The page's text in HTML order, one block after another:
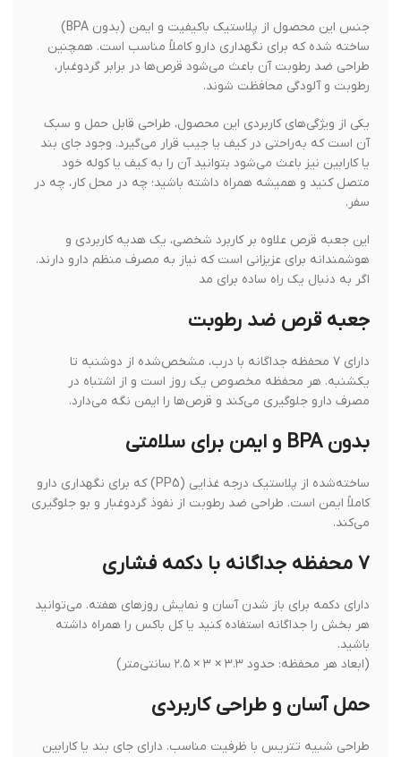
جنس این محصول از پلاستیک باکیفیت و ایمن (بدون BPA)
ساخته شده که برای نگهداری دارو کاملاً مناسب است. همچنین
طراحی ضد رطوبت آن باعث می‌شود قرص‌ها در برابر گردوغبار،
رطوبت و آلودگی محافظت شوند.
یکی از ویژگی‌های کاربردی این محصول، طراحی قابل حمل و سبک
آن است که به‌راحتی در کیف یا جیب قرار می‌گیرد. وجود جای بند
یا کارابین نیز باعث می‌شود بتوانید آن را به کیف یا کوله خود
متصل کنید و همیشه همراه داشته باشید؛ چه در محل کار، چه در
این جعبه قرص علاوه بر کاربرد شخصی، یک هدیه کاربردی و
هوشمندانه برای عزیزانی است که نیاز به مصرف منظم دارو دارند.
اگر به دنبال یک راه ساده برای مد
جعبه قرص ضد رطوبت
دارای ۷ محفظه جداگانه با درب، مشخص‌شده از دوشنبه تا
یکشنبه. هر محفظه مخصوص یک روز است و از اشتباه در
مصرف دارو جلوگیری می‌کند و قرص‌ها را ایمن نگه می‌دارد.
بدون BPA و ایمن برای سلامتی
ساخته‌شده از پلاستیک درجه غذایی (PP5) که برای نگهداری دارو
کاملاً ایمن است. طراحی ضد رطوبت از نفوذ گردوغبار و بو جلوگیری
می‌کند.
دارای دکمه برای باز شدن آسان و نمایش روزهای هفته. می‌توانید
هر بخش را جداگانه استفاده کنید یا کل باکس را همراه داشته
باشید.
(ابعاد هر محفظه: حدود ۳.۳ × ۳ × ۲.۵ سانتی‌متر)
حمل آسان و طراحی کاربردی
طراحی شبیه تتریس با ظرفیت مناسب. دارای جای بند یا کارابین